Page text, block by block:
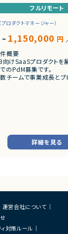
フルリモート
プロダクトマネージャー）
~ 1,150,000 円
概要
けSaaSプロダクトを
のPdM募集です。
チームで事業成長とプ
規サービス開発プロジェ
説立案、検証、優先順位
設計、ロードマップ策定
ジニア、デザイナー、CS
との連携推進
詳細を見る
運営会社について
対策ルール